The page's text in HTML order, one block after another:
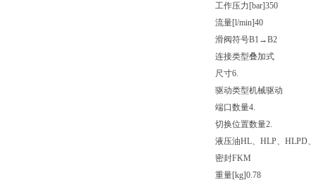
工作压力[bar]350
流量[l/min]40
滑阀符号B1→B2
连接类型叠加式
尺寸6.
驱动类型机械驱动
端口数量4.
切换位置数量2.
液压油HL、HLP、HLPD
密封FKM
重量[kg]0.78